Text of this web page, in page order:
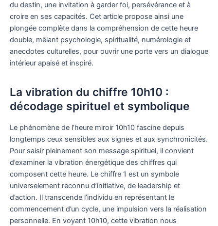
du destin, une invitation à garder foi, persévérance et à
croire en ses capacités. Cet article propose ainsi une
plongée complète dans la compréhension de cette heure
double, mêlant psychologie, spiritualité, numérologie et
anecdotes culturelles, pour ouvrir une porte vers un dialogue
intérieur apaisé et inspiré.
La vibration du chiffre 10h10 :
décodage spirituel et symbolique
Le phénomène de l’heure miroir 10h10 fascine depuis
longtemps ceux sensibles aux signes et aux synchronicités.
Pour saisir pleinement son message spirituel, il convient
d’examiner la vibration énergétique des chiffres qui
composent cette heure. Le chiffre 1 est un symbole
universelement reconnu d’initiative, de leadership et
d’action. Il transcende l’individu en représentant le
commencement d’un cycle, une impulsion vers la réalisation
personnelle. En voyant 10h10, cette vibration nous